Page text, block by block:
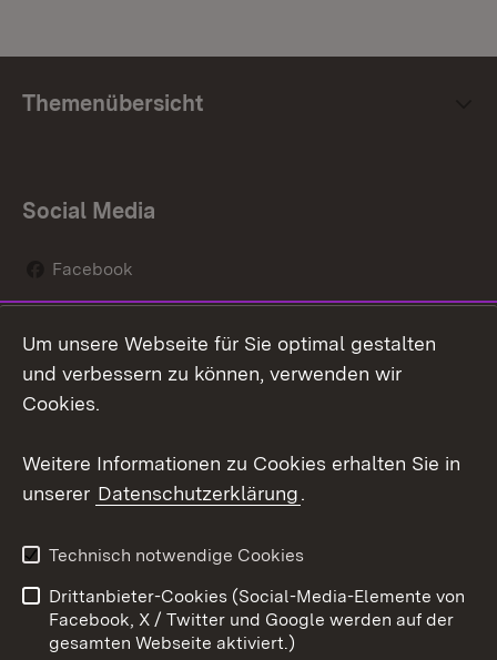
Themenübersicht
Social Media
Facebook
Social Wall
Youtube
Kontakt
Datenschutz
Barrierefreiheit
Impressum Cookies
Um unsere Webseite für Sie optimal gestalten
und verbessern zu können, verwenden wir
Cookies.
Weitere Informationen zu Cookies erhalten Sie in
unserer Datenschutzerklärung.
Technisch notwendige Cookies
Drittanbieter-Cookies (Social-Media-Elemente von
Facebook, X / Twitter und Google werden auf der
gesamten Webseite aktiviert.)